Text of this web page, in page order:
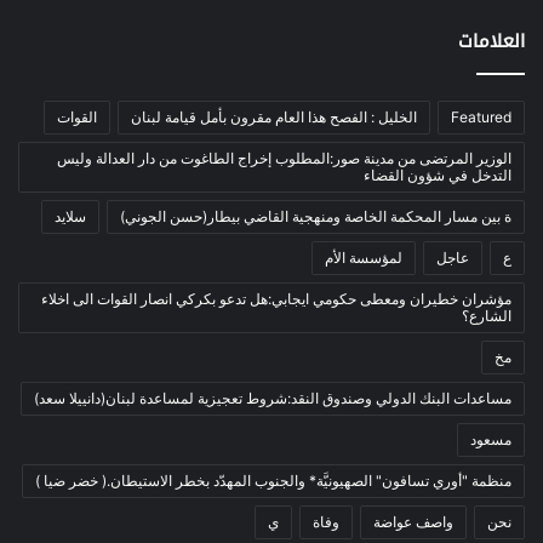
الرئيسية
العالم العربي
المحكمة الخاصة
بيئة
أدب وشعر
إعلام
بروفايل
في مثل هذا اليوم
(79)
قصة
العلامات
Featured الخليل : الفصح هذا العام مقرون بأمل قيامة لبنان القوات
الوزير المرتضى من مدينة صور:المطلوب إخراج الطاغوت من دار العدالة وليس
التدخل في شؤون القضاء
ة بين مسار المحكمة الخاصة ومنهجية القاضي بيطار(حسن الجوني) سلايد
ع عاجل لمؤسسة الأم
مؤشران خطيران ومعطى حكومي ايجابي:هل تدعو بكركي انصار القوات الى اخلاء
الشارع؟
مخ
مساعدات البنك الدولي وصندوق النقد:شروط تعجيزية لمساعدة لبنان(دانييلا سعد)
مسعود
منظمة "أوري تسافون" الصهيونيَّة* والجنوب المهدّد بخطر الاستيطان.( خضر ضيا )
نحن واصف عواضة وفاة ي